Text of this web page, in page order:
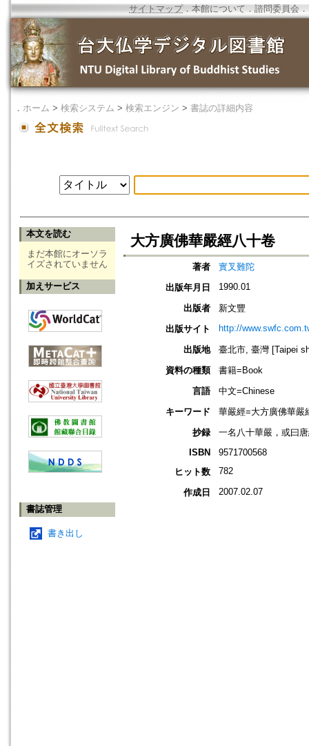
サイトマップ．本館について ． 諮問委員会 ．
． ホーム > 検索システム > 検索エンジン > 書誌の詳細内容
本文を読む
まだ本館にオーソラ
イズされていません
加えサービス
書誌管理
書き出し
大方廣佛華嚴經八十卷
著者
實叉難陀
出版年月日
1990.01
出版者
新文豐
出版サイト
http://
出版地
臺北市, 臺灣 [Taipei
資料の種類
書籍=Book
言語
中文=Chinese
キーワード
華嚴經=大方廣佛華嚴
抄録
一名八十華嚴，或曰
ISBN
9571700568
ヒット数
782
作成日 2007.02.07